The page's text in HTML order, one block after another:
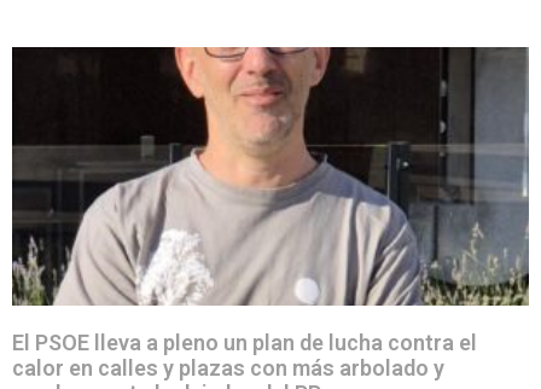
El PSOE lleva a pleno un plan de lucha contra el
calor en calles y plazas con más arbolado y